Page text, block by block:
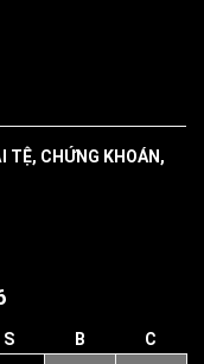
TỆ, CHỨNG KHOÁN,
S B C